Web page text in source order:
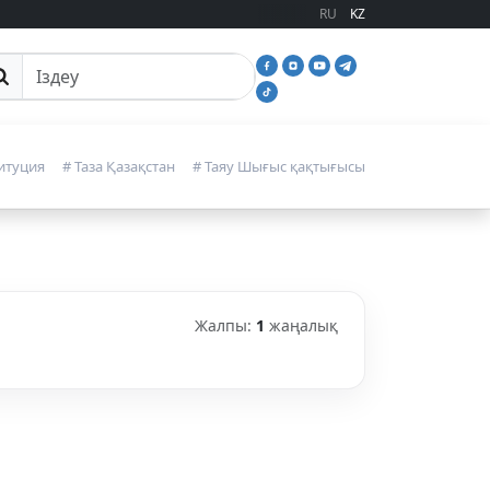
RU KZ
іздеу
# Таза Қазақстан # Таяу Шығыс қақтығысы
Жалпы: 1 жаңалық